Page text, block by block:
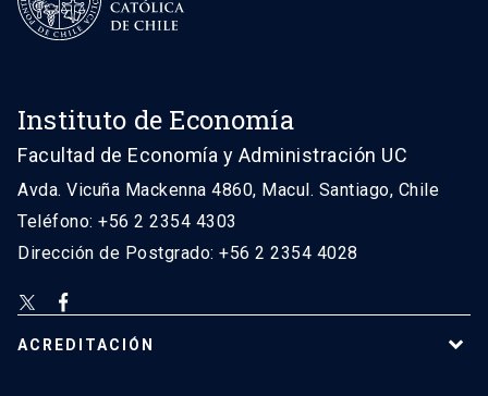
Instituto de Economía
Facultad de Economía y Administración UC
Avda. Vicuña Mackenna 4860, Macul. Santiago, Chile
Teléfono: +56 2 2354 4303
Dirección de Postgrado: +56 2 2354 4028
ACREDITACIÓN